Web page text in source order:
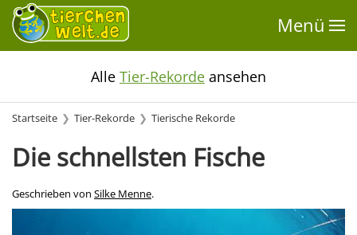
Menü
Alle Tier-Rekorde ansehen
Startseite Tier-Rekorde Tierische Rekorde
Die schnellsten Fische
Geschrieben von Silke Menne.